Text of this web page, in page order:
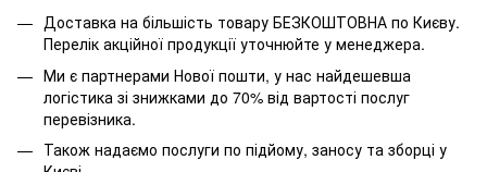
Доставка на більшість товару БЕЗКОШТОВНА по Києву.
Перелік акційної продукції уточнюйте у менеджера.
Ми є партнерами Нової пошти, у нас найдешевша
логістика зі знижками до 70% від вартості послуг
перевізника.
Також надаємо послуги по підйому, заносу та зборці у